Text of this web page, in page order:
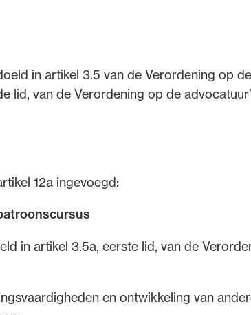
in artikel 3.5 van de Verordening op
lid, van de Verordening op de
12a ingevoegd:
in artikel 3.5a, eerste lid, van de
en ontwikkeling van